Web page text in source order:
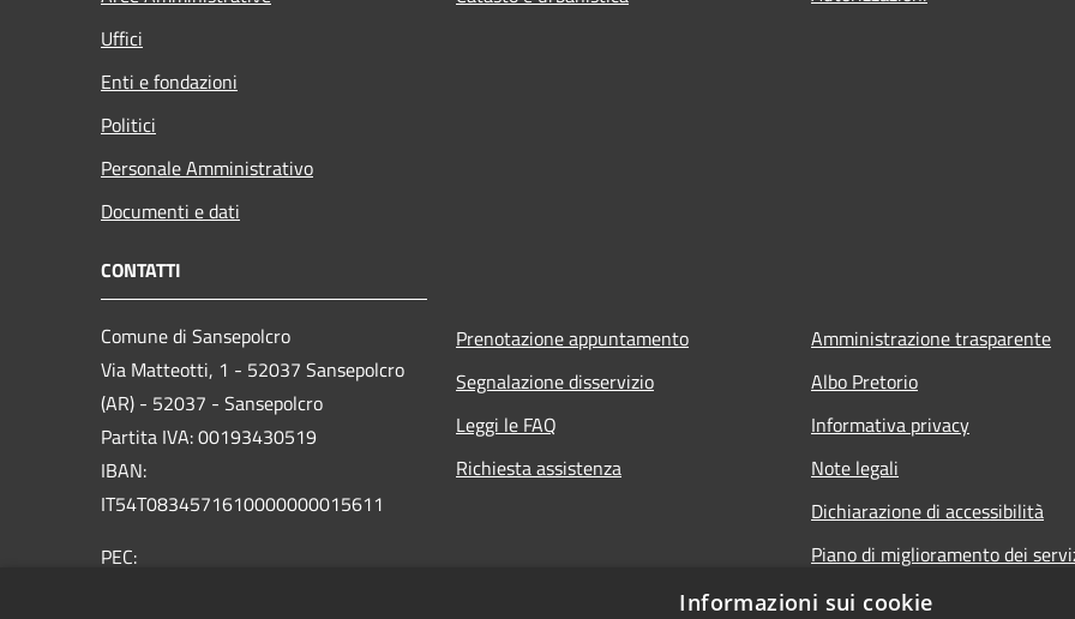
Uffici
Enti e fondazioni
Politici
Personale Amministrativo
Documenti e dati
CONTATTI
Comune di Sansepolcro
Via Matteotti, 1 - 52037 Sansepolcro
(AR) - 52037 - Sansepolcro
Partita IVA: 00193430519
IBAN:
IT54T0834571610000000015611
PEC:
Prenotazione appuntamento
Segnalazione disservizio
Leggi le FAQ
Richiesta assistenza
Amministrazione trasparente
Albo Pretorio
Informativa privacy
Note legali
Dichiarazione di accessibilità
Piano di miglioramento dei
Informazioni sui cookie